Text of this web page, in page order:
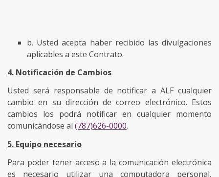
b. Usted acepta haber recibido las divulgaciones
aplicables a este Contrato.
4. Notificación de Cambios
Usted será responsable de notificar a ALF cualquier
cambio en su dirección de correo electrónico. Estos
cambios los podrá notificar en cualquier momento
comunicándose al (787)626-0000.
5. Equipo necesario
Para poder tener acceso a la comunicación electrónica
es necesario utilizar una computadora personal,